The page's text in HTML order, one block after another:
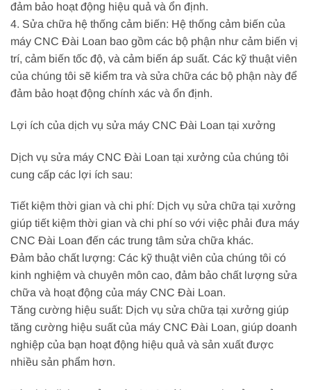
đảm bảo hoạt động hiệu quả và ổn định.
4. Sửa chữa hệ thống cảm biến: Hệ thống cảm biến của
máy CNC Đài Loan bao gồm các bộ phận như cảm biến vị
trí, cảm biến tốc độ, và cảm biến áp suất. Các kỹ thuật viên
của chúng tôi sẽ kiểm tra và sửa chữa các bộ phận này để
đảm bảo hoạt động chính xác và ổn định.
Lợi ích của dịch vụ sửa máy CNC Đài Loan tại xưởng
Dịch vụ sửa máy CNC Đài Loan tại xưởng của chúng tôi
cung cấp các lợi ích sau:
Tiết kiệm thời gian và chi phí: Dịch vụ sửa chữa tại xưởng
giúp tiết kiệm thời gian và chi phí so với việc phải đưa máy
CNC Đài Loan đến các trung tâm sửa chữa khác.
Đảm bảo chất lượng: Các kỹ thuật viên của chúng tôi có
kinh nghiệm và chuyên môn cao, đảm bảo chất lượng sửa
chữa và hoạt động của máy CNC Đài Loan.
Tăng cường hiệu suất: Dịch vụ sửa chữa tại xưởng giúp
tăng cường hiệu suất của máy CNC Đài Loan, giúp doanh
nghiệp của bạn hoạt động hiệu quả và sản xuất được
nhiều sản phẩm hơn.